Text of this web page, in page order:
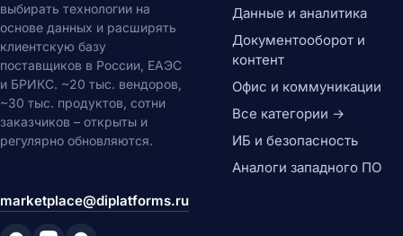
выбирать технологии на
основе данных и расширять
клиентскую базу
поставщиков в России, ЕАЭС
и БРИКС. ~20 тыс. вендоров,
~30 тыс. продуктов, сотни
заказчиков – открыты и
регулярно обновляются.
marketplace@diplatforms.ru
Данные и аналитика
Документооборот и
контент
Офис и коммуникации
Все категории →
ИБ и безопасность
Аналоги западного ПО